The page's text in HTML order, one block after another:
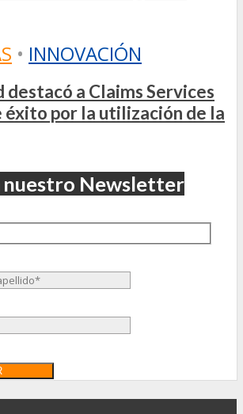
• INNOVACIÓN
destacó a Claims Services
éxito por la utilización de la
nuestro Newsletter